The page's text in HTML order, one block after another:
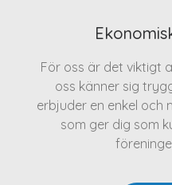
För oss är det viktigt
oss känner sig
erbjuder en enkel
som ger dig som